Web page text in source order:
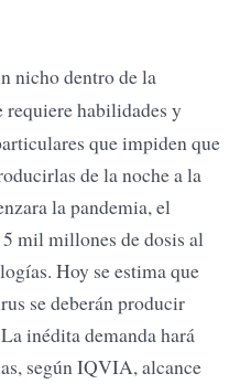
nicho dentro de la
requiere habilidades y
que impiden que
de la noche a la
la pandemia, el
mil millones de dosis al
Hoy se estima que
se deberán producir
inédita demanda hará
según IQVIA, alcance